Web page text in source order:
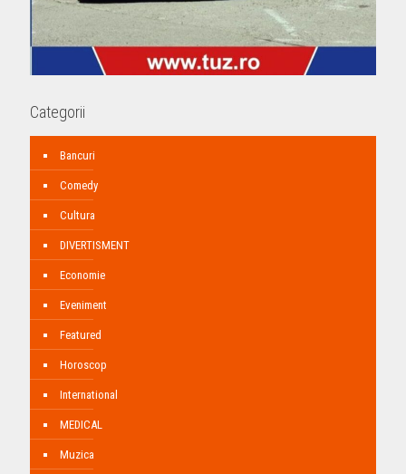
Categorii
Bancuri
Comedy
Cultura
DIVERTISMENT
Economie
Eveniment
Featured
Horoscop
International
MEDICAL
Muzica